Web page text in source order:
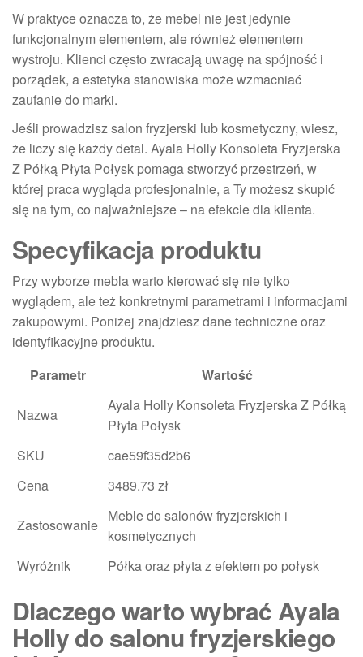
W praktyce oznacza to, że mebel nie jest jedynie
funkcjonalnym elementem, ale również elementem
wystroju. Klienci często zwracają uwagę na spójność i
porządek, a estetyka stanowiska może wzmacniać
zaufanie do marki.
Jeśli prowadzisz salon fryzjerski lub kosmetyczny, wiesz,
że liczy się każdy detal. Ayala Holly Konsoleta Fryzjerska
Z Półką Płyta Połysk pomaga stworzyć przestrzeń, w
której praca wygląda profesjonalnie, a Ty możesz skupić
się na tym, co najważniejsze – na efekcie dla klienta.
Specyfikacja produktu
Przy wyborze mebla warto kierować się nie tylko
wyglądem, ale też konkretnymi parametrami i informacjami
zakupowymi. Poniżej znajdziesz dane techniczne oraz
identyfikacyjne produktu.
Parametr
Wartość
Nazwa
Ayala Holly Konsoleta Fryzjerska Z Półką
Płyta Połysk
SKU
cae59f35d2b6
Cena
3489.73 zł
Zastosowanie
Meble do salonów fryzjerskich i
kosmetycznych
Wyróżnik
Półka oraz płyta z efektem po połysk
Dlaczego warto wybrać Ayala
Holly do salonu fryzjerskiego